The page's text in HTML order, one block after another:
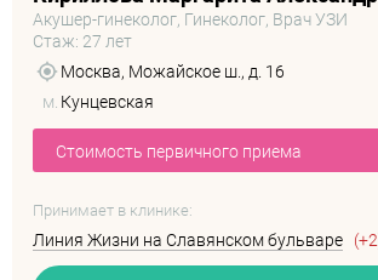
Акушер-гинеколог, Гинеколог, Врач УЗИ
Стаж: 27 лет
Москва, Можайское ш., д. 16
м. Кунцевская
Стоимость первичного приема
Принимает в клинике:
Линия Жизни на Славянском бульваре